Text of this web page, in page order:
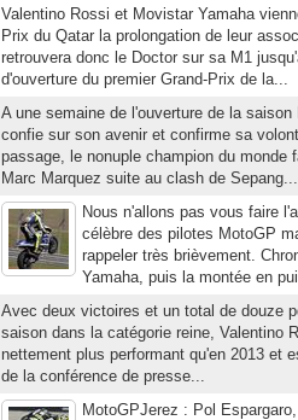
Valentino Rossi et Movistar Yamaha
Prix du Qatar la prolongation de leur
retrouvera donc le Doctor sur sa M1
d'ouverture du premier Grand-Prix de la...
A une semaine de l'ouverture de la
confie sur son avenir et confirme sa
passage, le nonuple champion du
Marc Marquez suite au clash de
Nous n'allons pas vous faire
célèbre des pilotes MotoGP
rappeler très brièvement.
Yamaha, puis la montée en
Avec deux victoires et un total de douze
saison dans la catégorie reine, Valentino
nettement plus performant qu'en 2013 et
de la conférence de presse...
MotoGPJerez : Pol